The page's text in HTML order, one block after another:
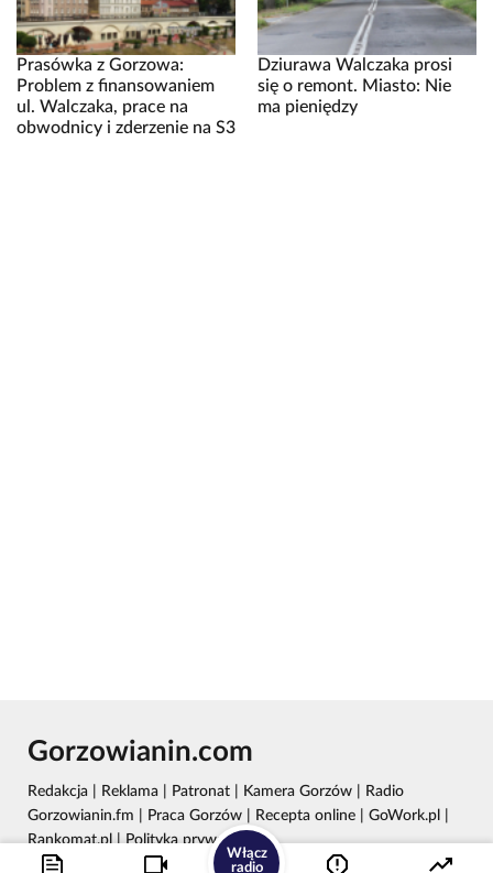
Prasówka z Gorzowa:
Problem z finansowaniem
ul. Walczaka, prace na
obwodnicy i zderzenie na S3
Dziurawa Walczaka prosi
się o remont. Miasto: Nie
ma pieniędzy
Włącz
radio
Gorzowianin.com
Redakcja Reklama Patronat Kamera Gorzów
Radio
Gorzowianin.fm
Praca Gorzów Recepta online GoWork.pl
Rankomat.pl|Polityka prywatności